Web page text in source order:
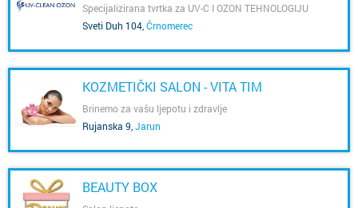
Specijalizirana tvrtka za UV-C I OZON TEHNOLOGIJU
Sveti Duh 104 Črnomerec
KOZMETIČKI SALON - VITA TIM
Brinemo za vašu ljepotu i zdravlje
Rujanska 9 Jarun
BEAUTY BOX